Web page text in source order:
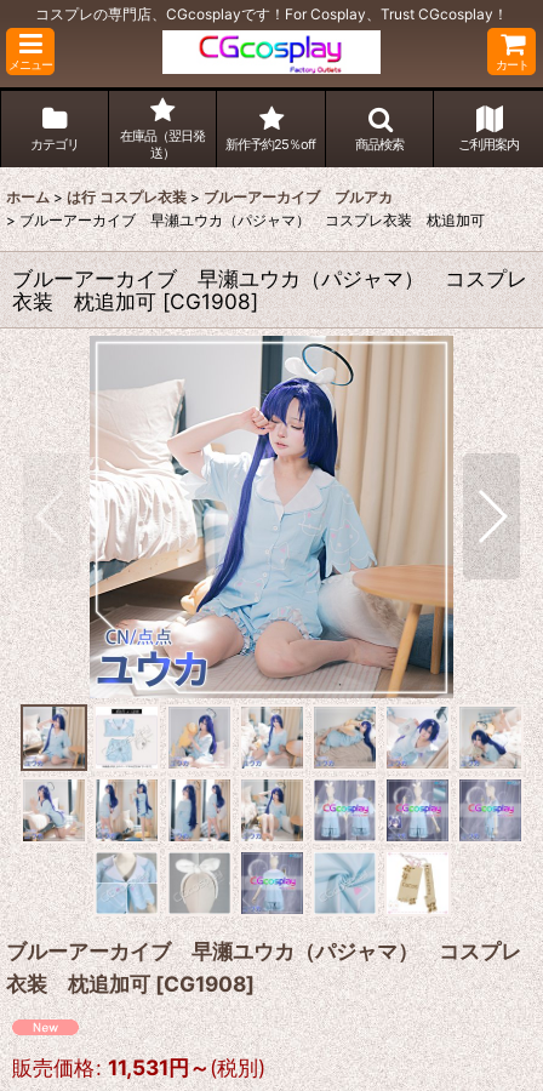
コスプレの専門店、CGcosplayです！For Cosplay、Trust CGcosplay！
メニュー カート
カテゴリ
在庫品（翌日発
送）
新作予約25％off 商品検索 ご利用案内
ホーム > は行 コスプレ衣装 > ブルーアーカイブ ブルアカ
> ブルーアーカイブ 早瀬ユウカ（パジャマ） コスプレ衣装 枕追加可
ブルーアーカイブ 早瀬ユウカ（パジャマ） コスプレ
衣装 枕追加可 [CG1908]
ブルーアーカイブ 早瀬ユウカ（パジャマ） コスプレ
衣装 枕追加可[CG1908]
販売価格: 11,531円～(税別)